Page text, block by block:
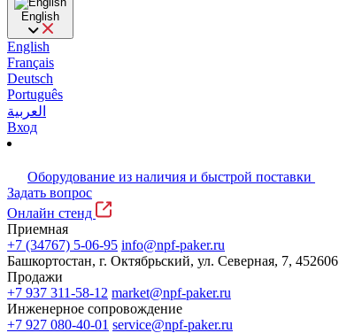
English
English
Français
Deutsch
Português
العربية
Вход
Оборудование из наличия и быстрой поставки
Задать вопрос
Онлайн стенд
Приемная
+7 (34767) 5-06-95 info@npf-paker.ru
Башкортостан, г. Октябрьский, ул. Северная, 7, 452606
Продажи
+7 937 311-58-12 market@npf-paker.ru
Инженерное сопровождение
+7 927 080-40-01 service@npf-paker.ru